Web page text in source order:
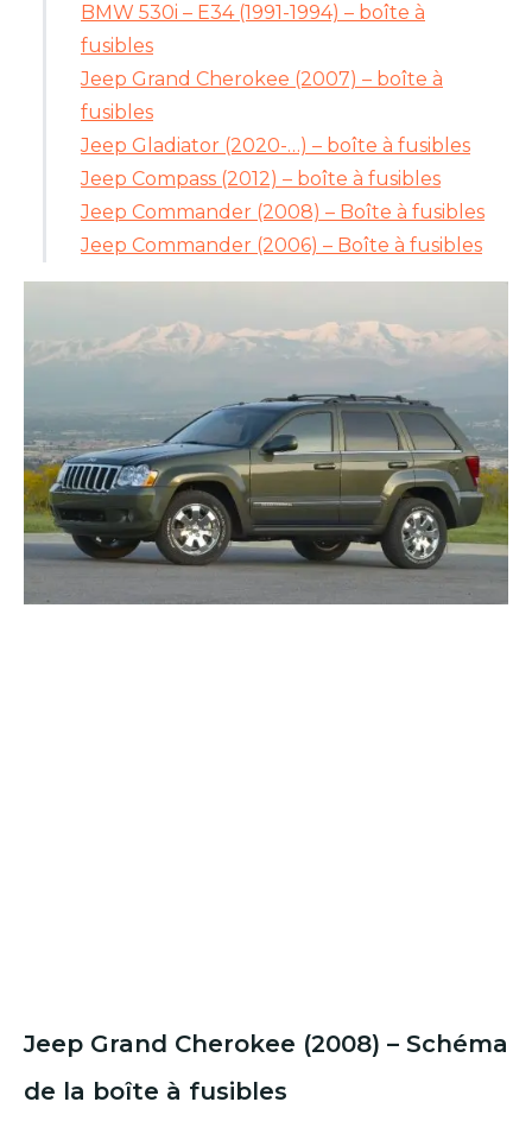
BMW 530i – E34 (1991-1994) – boîte à
fusibles
Jeep Grand Cherokee (2007) – boîte à
fusibles
Jeep Gladiator (2020-…) – boîte à fusibles
Jeep Compass (2012) – boîte à fusibles
Jeep Commander (2008) – Boîte à fusibles
Jeep Commander (2006) – Boîte à fusibles
Jeep Grand Cherokee (2008) – Schéma
de la boîte à fusibles